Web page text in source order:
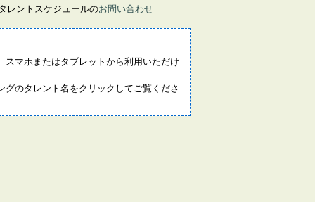
レントスケジュールのお問い合わせ
マホまたはタブレットから利用いただけ
グのタレント名をクリックしてご覧くださ